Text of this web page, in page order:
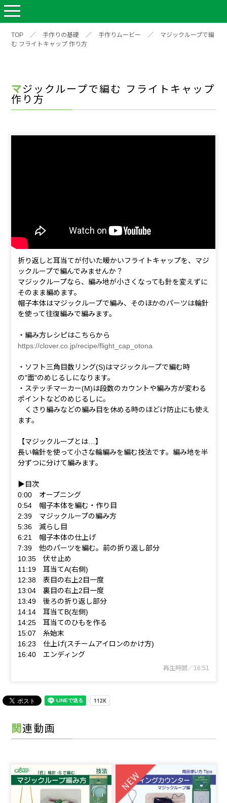
TOP ／ 手作りの基礎 ／ 手作りムービー ／
マジックループで編
む フライトキャップ 作り方
マジックループで編む フライトキャップ
作り方
折り返しと耳当てが付いた暖かいフライトキャップを、マジ
ックループで編んでみませんか？
マジックループなら、編み地が小さくなっても針を変えずに
そのまま編めます。
帽子本体はマジックループで編み、そのほかのパーツは輪針
を使って往復編みで編みます。
・編み方レシピはこちらから
https://clover.co.jp/recipe/flight_cap_otona
・ソフト三角目数リング(S)はマジックループで編む時
の"面"のめじるしになります。
・ステッチマーカー(M)は段数のカウントや編み方が変わる
ポイントなどのめじるしに。
くさり編みなどの編み目を休める時のほどけ防止にも使え
ます。
【マジックループとは…】
長い輪針を使って小さな輪編みを編む技法です。編み地を半
分ずつに分けて編みます。
▶目次
0:00 オープニング
0:54 帽子本体を編む・作り目
2:39 マジックループの編み方
5:36 減らし目
6:21 帽子本体の仕上げ
7:39 他のパーツを編む。前の折り返し部分
10:35 伏せ止め
11:19 耳当てA(右側)
12:38 表目の右上2目一度
13:04 裏目の右上2目一度
13:49 後ろの折り返し部分
14:14 耳当てB(左側)
14:25 耳当てのひもを作る
15:07 糸始末
16:23 仕上げ(スチームアイロンのかけ方)
16:40 エンディング
再生時間／16:51
関連動画